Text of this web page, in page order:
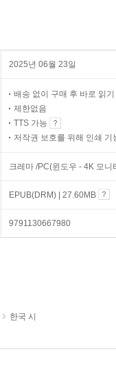
2025년 06월 23일
배송 없이 구매 후 바로 읽기
제한없음
TTS 가능
저작권 보호를 위해 인쇄 기
크레마 /PC(윈도우 - 4K 모
EPUB(DRM) | 27.60MB
9791130667980
한국 시